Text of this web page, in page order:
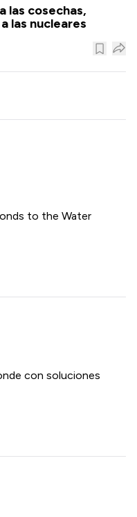
las cosechas,
las nucleares
to the Water
con soluciones